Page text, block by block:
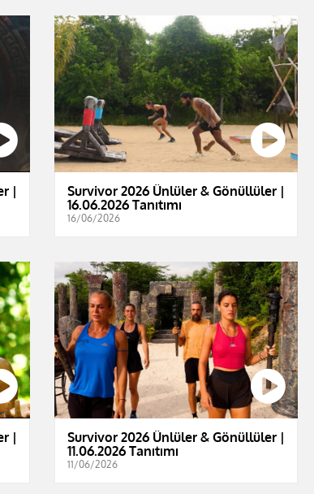
|
Survivor 2026 Ünlüler & Gönüllüler |
16.06.2026 Tanıtımı
16/06/2026
|
Survivor 2026 Ünlüler & Gönüllüler |
11.06.2026 Tanıtımı
11/06/2026